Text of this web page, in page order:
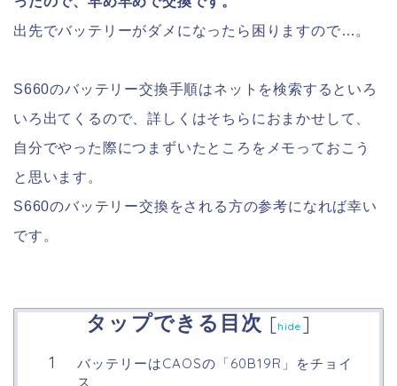
出先でバッテリーがダメになったら困りますので…。
S660のバッテリー交換手順はネットを検索するといろ
いろ出てくるので、詳しくはそちらにおまかせして、
自分でやった際につまずいたところをメモっておこう
と思います。
S660のバッテリー交換をされる方の参考になれば幸い
です。
タップできる目次 [hide ]
バッテリーはCAOSの「60B19R」をチョイ
ス